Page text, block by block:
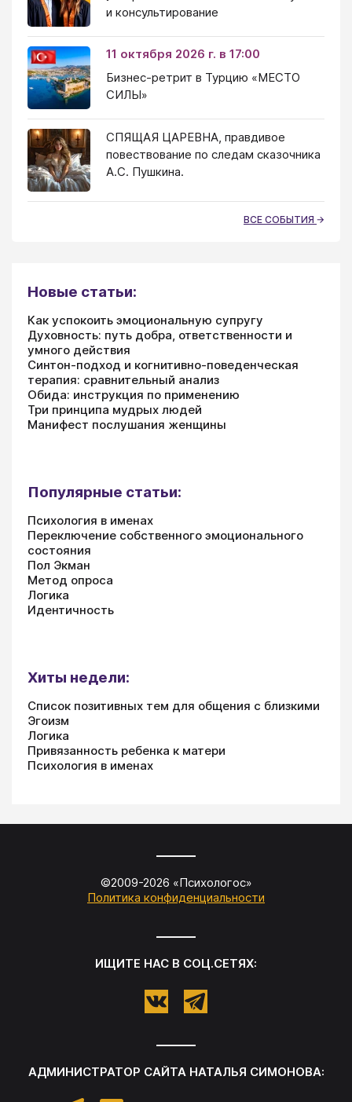
и консультирование
11 октября 2026 г. в 17:00
Бизнес-ретрит в Турцию «МЕСТО
СИЛЫ»
СПЯЩАЯ ЦАРЕВНА, правдивое
повествование по следам сказочника
А.С. Пушкина.
ВСЕ СОБЫТИЯ
Новые статьи:
Как успокоить эмоциональную супругу
Духовность: путь добра, ответственности и
умного действия
Синтон-подход и когнитивно-поведенческая
терапия: сравнительный анализ
Обида: инструкция по применению
Три принципа мудрых людей
Манифест послушания женщины
Популярные статьи:
Психология в именах
Переключение собственного эмоционального
состояния
Пол Экман
Метод опроса
Логика
Идентичность
Хиты недели:
Список позитивных тем для общения с близкими
Эгоизм
Логика
Привязанность ребенка к матери
Психология в именах
©2009-2026 «Психологос»
Политика конфиденциальности
ИЩИТЕ НАС В СОЦ.СЕТЯХ:
АДМИНИСТРАТОР САЙТА НАТАЛЬЯ СИМОНОВА: